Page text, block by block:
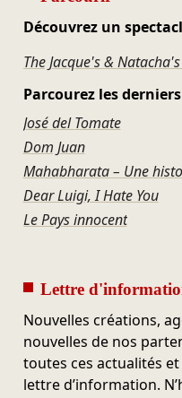
Découvrez un
The Jacque's &
Parcourez les
José del Tomate
Dom Juan
Mahabharata – Une
Dear Luigi, I Hate You
Le Pays innocent
Lettre
Nouvelles créations,
nouvelles de nos
toutes ces actualités
lettre d’information.